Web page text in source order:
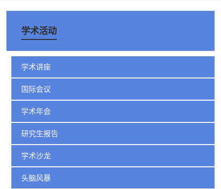
学术活动
学术讲座
国际会议
学术年会
研究生报告
学术沙龙
头脑风暴